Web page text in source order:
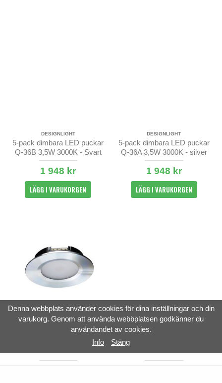
DESIGNLIGHT
5-pack dimbara LED puckar
Q-36B 3,5W 3000K - Svart
1 948 kr
LÄGG I VARUKORGEN
DESIGNLIGHT
5-pack dimbara LED puckar
Q-36A 3,5W 3000K - silver
1 948 kr
LÄGG I VARUKORGEN
DESIGNLIGHT
LED puck Silver 3,5W 3000K
HIDEALITE
Comfort G3 Tilt Vit 7,5W
Denna webbplats använder cookies för dina inställningar och din
varukorg. Genom att använda webbplatsen godkänner du
användandet av cookies.
Info
Stäng